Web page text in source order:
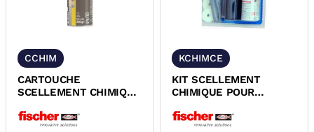
CCHIM
CARTOUCHE
SCELLEMENT CHIMIQUE
MATERIAUX PLEINS ET
KCHIMCE
KIT SCELLEMENT
CHIMIQUE POUR